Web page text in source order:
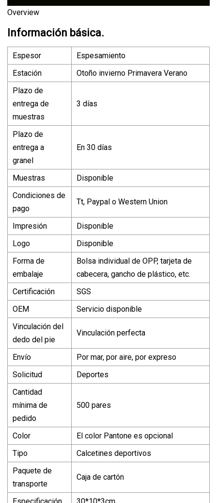
Overview
Información básica.
Espesor
Espesamiento
Estación
Otoño invierno Primavera Verano
Plazo de
entrega de
muestras
3 días
Plazo de
entrega a
granel
En 30 días
Muestras
Disponible
Condiciones de
pago
Tt, Paypal o Western Union
Impresión
Disponible
Logo
Disponible
Forma de
embalaje
Bolsa individual de OPP, tarjeta de
cabecera, gancho de plástico, etc.
Certificación
SGS
OEM
Servicio disponible
Vinculación del
dedo del pie
Vinculación perfecta
Envío
Por mar, por aire, por expreso
Solicitud
Deportes
Cantidad
mínima de
pedido
500 pares
Color
El color Pantone es opcional
Tipo
Calcetines deportivos
Paquete de
transporte
Caja de cartón